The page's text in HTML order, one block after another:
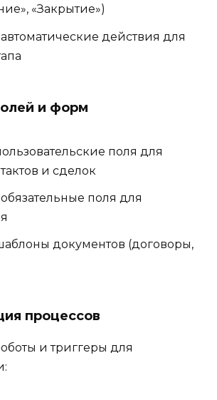
«Закрытие»)
действия для
и форм
поля для
и сделок
поля для
документов (договоры,
процессов
и триггеры для